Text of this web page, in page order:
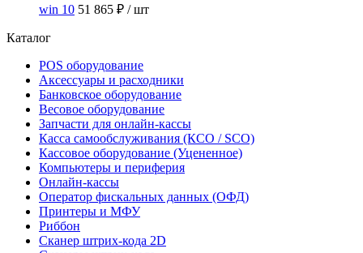
win 10 51 865 ₽ / шт
Каталог
POS оборудование
Аксессуары и расходники
Банковское оборудование
Весовое оборудование
Запчасти для онлайн-кассы
Касса самообслуживания (КСО / SCO)
Кассовое оборудование (Уцененное)
Компьютеры и периферия
Онлайн-кассы
Оператор фискальных данных (ОФД)
Принтеры и МФУ
Риббон
Сканер штрих-кода 2D